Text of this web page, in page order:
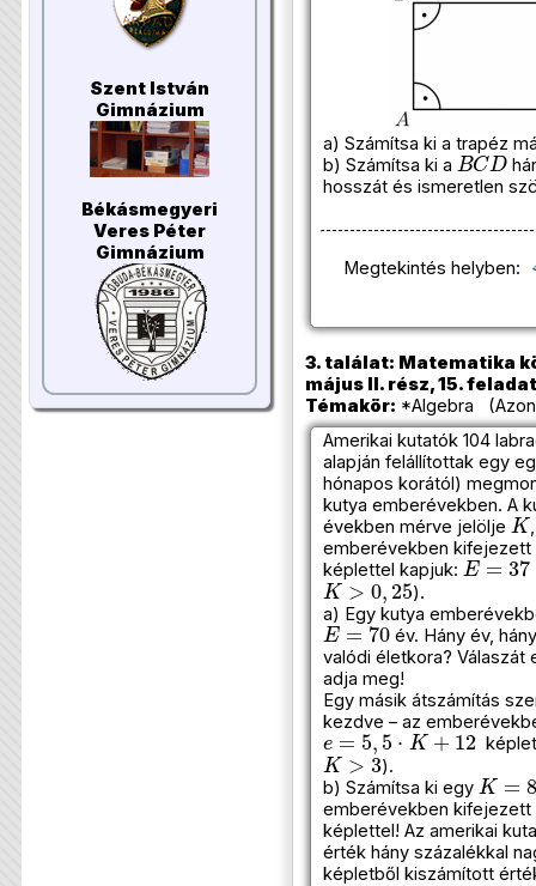
Szent István
Gimnázium
Békásmegyeri
Veres Péter
Gimnázium
a) Számítsa ki a trapéz
b) Számítsa ki a
BCD
hosszát és ismeretlen
Megtekintés helyben:
3. találat: Matematika
május II. rész, 15. feladat
Témakör: *Algebra
Amerikai kutatók 104
alapján felállítottak egy
hónapos korától)
kutya emberévekben. A
években mérve jelölje
K
emberévekben
képlettel kapjuk:
E=37⋅
K>0,25
).
a) Egy kutya
E=70
év. Hány év,
valódi életkora? Válaszát
adja meg!
Egy másik átszámítás
kezdve – az
e=5,5⋅K+12
K>3
).
b) Számítsa ki egy
K=
emberévekben
képlettel! Az amerikai
érték hány százalékkal
képletből kiszámított